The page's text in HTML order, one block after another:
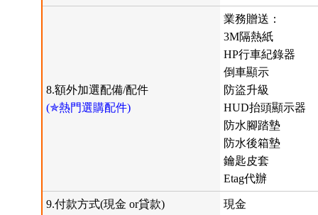
8.額外加選配備/配件
(✯熱門選購配件)
業務贈送：
3M隔熱紙
HP行車紀錄器
倒車顯示
防盜升級
HUD抬頭顯示器
防水腳踏墊
防水後箱墊
鑰匙皮套
Etag代辦
9.付款方式(現金 or貸款) 現金